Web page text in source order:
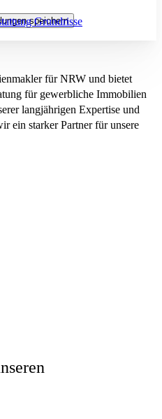
Grundrisse
speichern
für NRW und bietet
für gewerbliche Immobilien
langjährigen Expertise und
ein starker Partner für unsere